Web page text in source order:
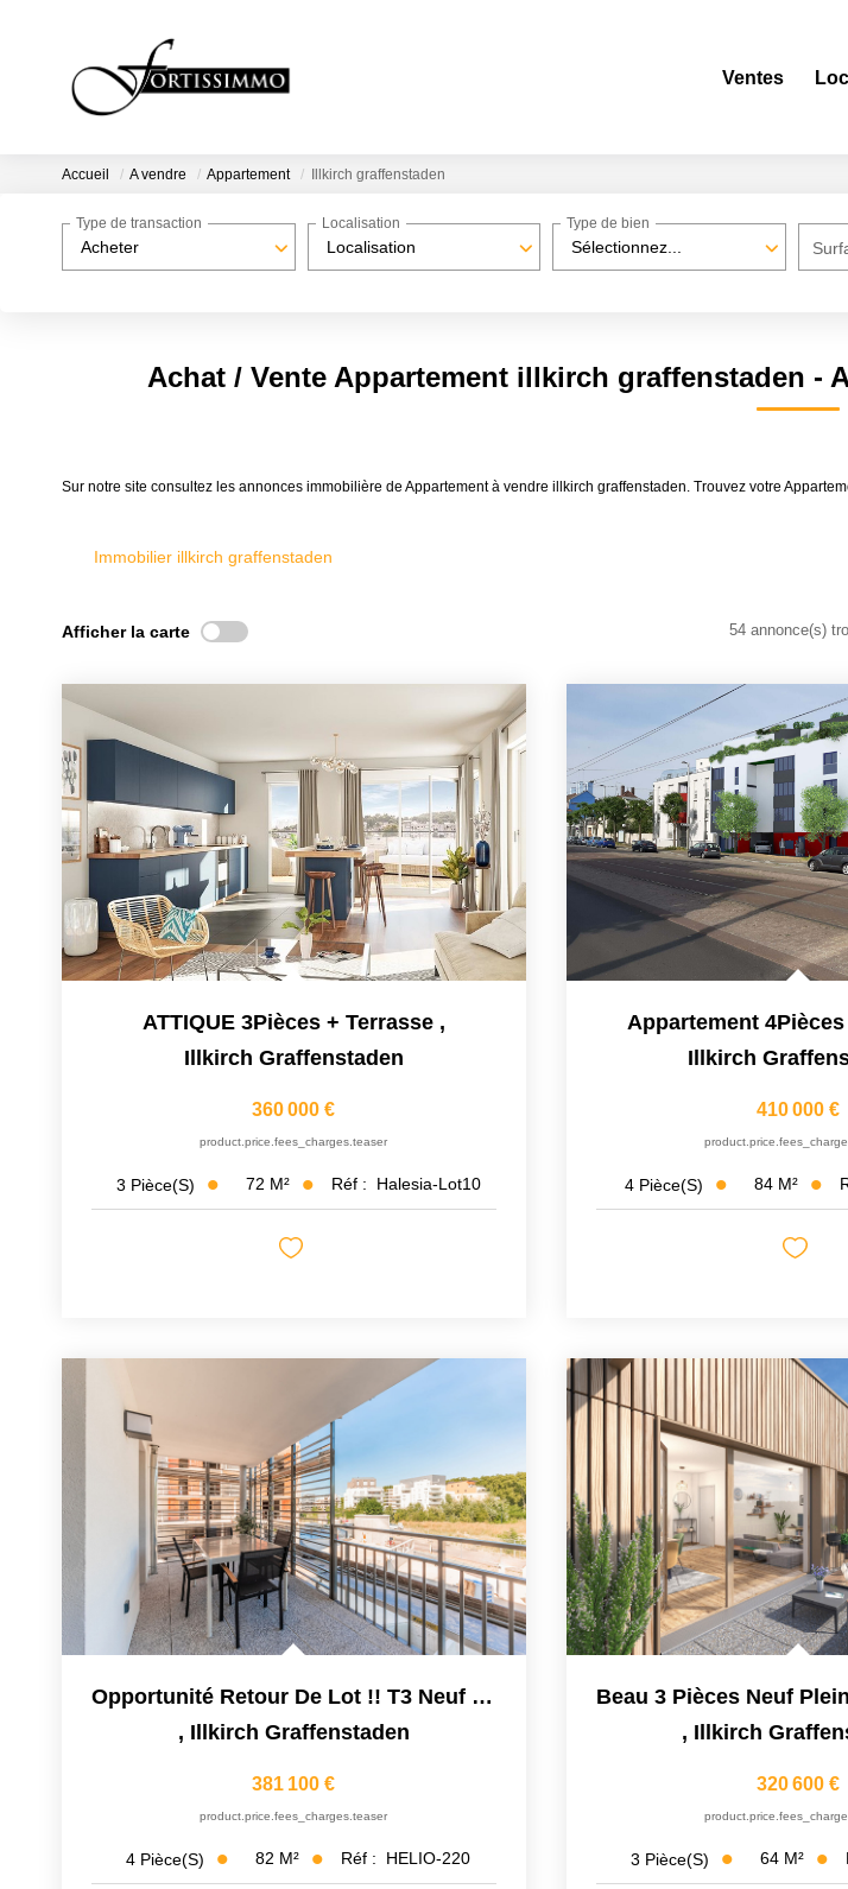
Ventes
Accueil A vendre Appartement Illkirch graffenstaden
Acheter
Type de transaction
Localisation
Localisation
Sélectionnez...
Type de bien
Achat / Vente Appartement illkirch graffenstaden -
Sur notre site consultez les annonces immobilière de Appartement à vendre illkirch graffenstaden. Trouvez votre
Immobilier illkirch graffenstaden
Afficher la carte 54 annonce(s)
ATTIQUE 3Pièces + Terrasse ,
Illkirch Graffenstaden
360 000 €
product.price.fees_charges.teaser
3 Pièce(s) 72 M² Réf : Halesia-Lot10
Appartement
Illkirch
410 000 €
4 Pièce(s) 84 M²
Opportunité Retour De Lot !! T3 Neuf Livrable De Suite....
, Illkirch Graffenstaden
381 100 €
product.price.fees_charges.teaser
4 Pièce(s) 82 M² Réf : HELIO-220
, Illkirch
320 600 €
3 Pièce(s) 64 M²